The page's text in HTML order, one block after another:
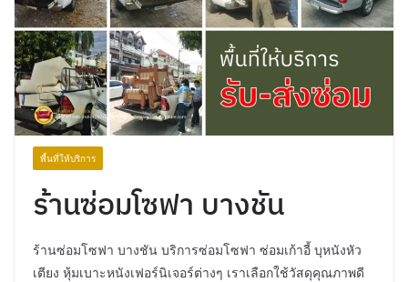
พื้นที่ให้บริการ
ร้านซ่อมโซฟา บางชัน
ร้านซ่อมโซฟา บางชัน บริการซ่อมโซฟา ซ่อมเก้าอี้ บุหนังหัว
เตียง หุ้มเบาะหนังเฟอร์นิเจอร์ต่างๆ เราเลือกใช้วัสดุคุณภาพดี